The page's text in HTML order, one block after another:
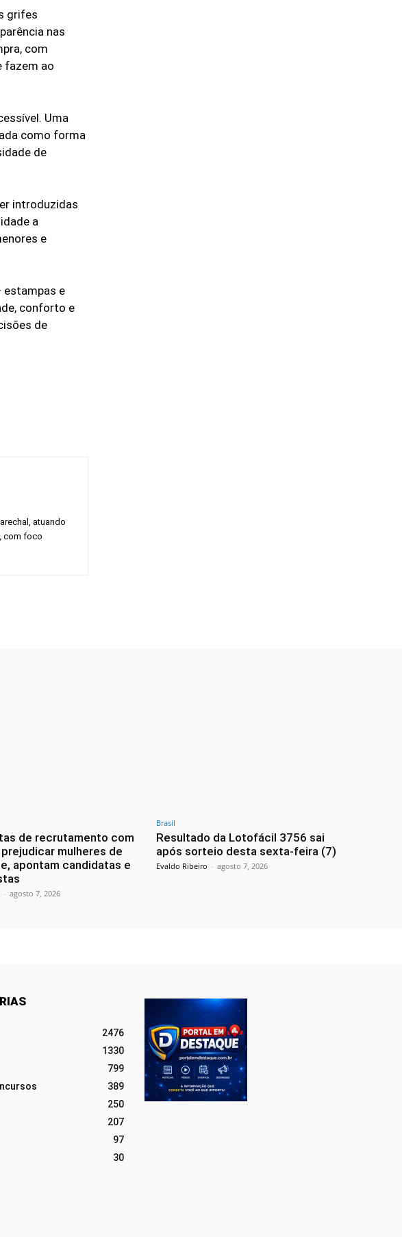
grifes
nas
com
fazem ao
Uma
como forma
de
introduzidas
a
e
estampas e
conforto e
de
atuando
com foco
de recrutamento com
mulheres de
apontam candidatas e
- agosto 7, 2026
Brasil
Resultado da Lotofácil 3756 sai
após sorteio desta sexta-feira (7)
Evaldo Ribeiro - agosto 7, 2026
2476
1330
799
389
250
207
97
30